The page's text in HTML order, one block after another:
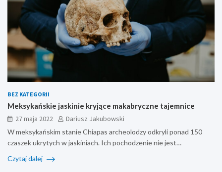
BEZ KATEGORII
Meksykańskie jaskinie kryjące makabryczne tajemnice
27 maja 2022
Dariusz Jakubowski
W meksykańskim stanie Chiapas archeolodzy odkryli ponad 150
czaszek ukrytych w jaskiniach. Ich pochodzenie nie jest…
Czytaj dalej